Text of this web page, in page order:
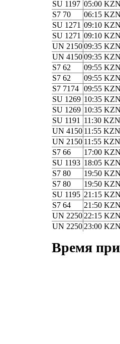
SU 1197 05:00
S7 70
06:15
SU 1271 09:10
SU 1271 09:10
UN 215009:35
UN 415009:35
S7 62
09:55
S7 62
09:55
S7 7174 09:55
SU 1269 10:35
SU 1269 10:35
SU 1191
11:30 KZN
UN 4150 11:55 KZN
UN 2150 11:55 KZN
S7 66
17:00
SU 1193 18:05
S7 80
19:50
S7 80
19:50
SU 1195 21:15
S7 64
21:50
UN 2250 22:15
UN 2250 23:00
Время